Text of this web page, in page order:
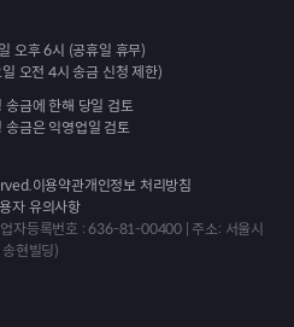
오후 6시 (공휴일 휴무)
오전 4시 송금 신청 제한)
송금에 한해 당일 검토
송금은 익영업일 검토
이용약관개인정보 처리방침
자 유의사항
자등록번호 : 636-81-00400 | 주소: 서울시
현빌딩)